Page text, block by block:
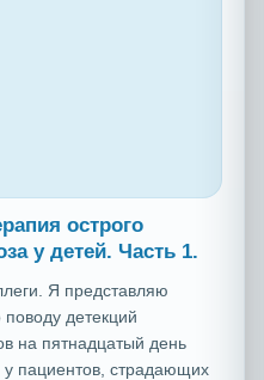
острого
у детей. Часть 1.
Я представляю
детекций
на пятнадцатый день
пациентов, страдающих